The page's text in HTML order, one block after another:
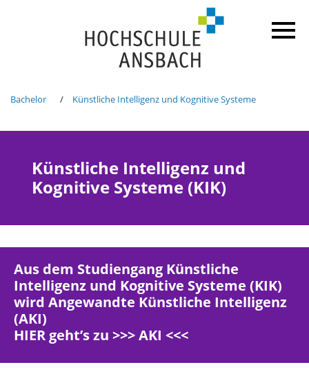
Bachelor Künstliche Intelligenz und Kognitive Systeme
Künstliche Intelligenz und
Kognitive Systeme (KIK)
Aus dem Studiengang Künstliche
Intelligenz und Kognitive Systeme (KIK)
wird Angewandte Künstliche Intelligenz
(AKI)
HIER geht’s zu >>>AKI <<<